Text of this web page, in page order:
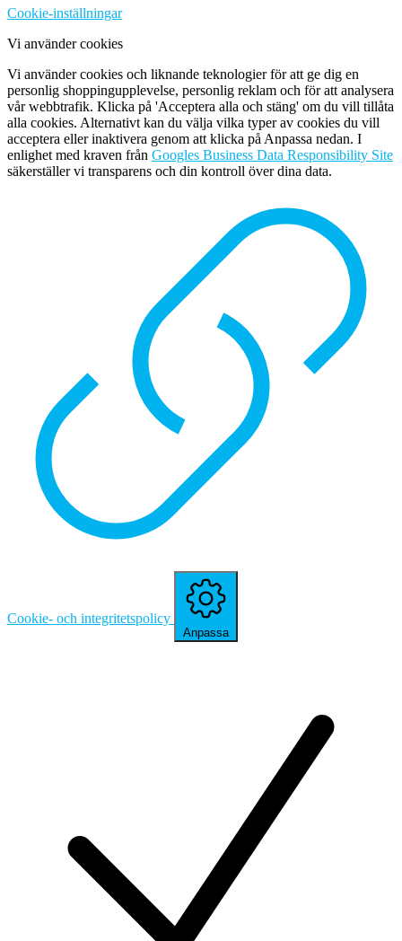
Cookie-inställningar
Vi använder cookies
Vi använder cookies och liknande teknologier för att ge dig en
personlig shoppingupplevelse, personlig reklam och för att analysera
vår webbtrafik. Klicka på 'Acceptera alla och stäng' om du vill tillåta
alla cookies. Alternativt kan du välja vilka typer av cookies du vill
acceptera eller inaktivera genom att klicka på Anpassa nedan. I
enlighet med kraven från Googles Business Data Responsibility Site
säkerställer vi transparens och din kontroll över dina data.
Cookie- och integritetspolicy
Anpassa